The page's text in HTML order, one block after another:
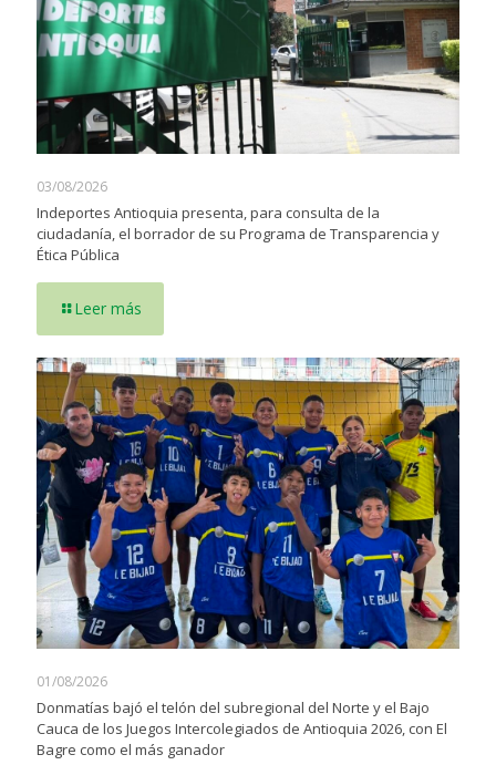
03/08/2026
Indeportes Antioquia presenta, para consulta de la
ciudadanía, el borrador de su Programa de Transparencia y
Ética Pública
Leer más
01/08/2026
Donmatías bajó el telón del subregional del Norte y el Bajo
Cauca de los Juegos Intercolegiados de Antioquia 2026, con El
Bagre como el más ganador